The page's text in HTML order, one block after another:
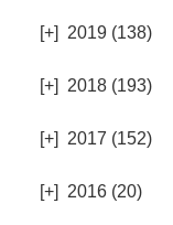
[+] 2019 (138)
[+] 2018 (193)
[+] 2017 (152)
[+] 2016 (20)